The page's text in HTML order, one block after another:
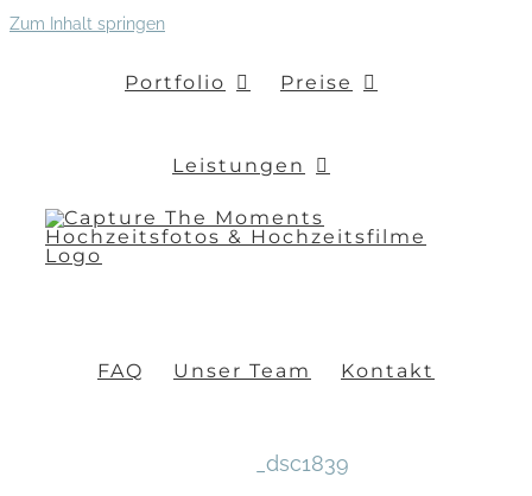
Zum Inhalt springen
Portfolio Preise
Leistungen
FAQ Unser Team Kontakt
_dsc1839